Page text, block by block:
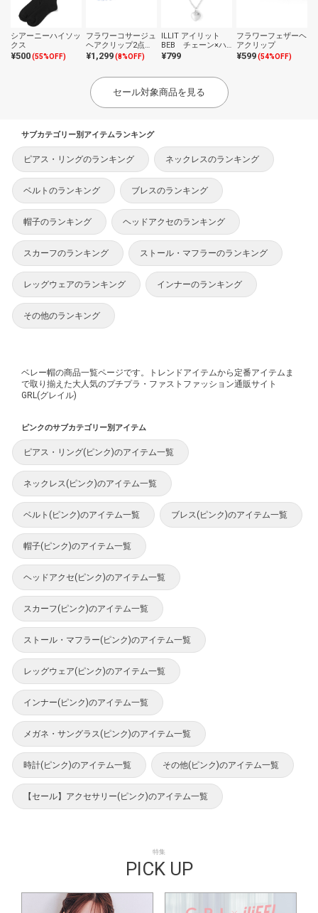
シアーニーハイソッ
クス
¥500(55%OFF)
フラワーコサージュ
ヘアクリップ2点セ
ット
¥1,299(8%OFF)
ILLIT アイリット
BEB チェーン×ハ
ートネックレス3点
¥799
フラワーフェザーヘ
アクリップ
¥599(54%OFF)
セール対象商品を見る
サブカテゴリー別アイテムランキング
ピアス・リングのランキング ネックレスのランキング
ベルトのランキング ブレスのランキング
帽子のランキング ヘッドアクセのランキング
スカーフのランキング ストール・マフラーのランキング
レッグウェアのランキング インナーのランキング
その他のランキング
ベレー帽の商品一覧ページです。トレンドアイテムから定番アイテムま
で取り揃えた大人気のプチプラ・ファストファッション通販サイト
GRL(グレイル)
ピンクのサブカテゴリー別アイテム
ピアス・リング(ピンク)のアイテム一覧
ネックレス(ピンク)のアイテム一覧
ベルト(ピンク)のアイテム一覧 ブレス(ピンク)のアイテム一覧
帽子(ピンク)のアイテム一覧
ヘッドアクセ(ピンク)のアイテム一覧
スカーフ(ピンク)のアイテム一覧
ストール・マフラー(ピンク)のアイテム一覧
レッグウェア(ピンク)のアイテム一覧
インナー(ピンク)のアイテム一覧
メガネ・サングラス(ピンク)のアイテム一覧
時計(ピンク)のアイテム一覧 その他(ピンク)のアイテム一覧
【セール】アクセサリー(ピンク)のアイテム一覧
特集
PICK UP